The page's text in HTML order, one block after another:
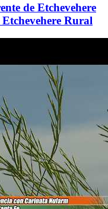
de Etchevehere
Rural